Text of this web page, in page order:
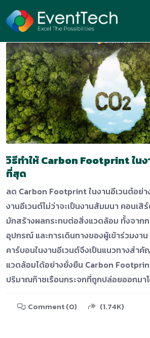
วิธีทำให้ Carbon Footprint ใน
ที่สุด
ลด Carbon Footprint ในงานอีเวนต์อย่า
งานอีเวนต์ไม่ว่าจะเป็นงานสัมมนา คอนเสิ
มักสร้างผลกระทบต่อสิ่งแวดล้อม ทั้งจาก
อุปกรณ์ และการเดินทางของผู้เข้าร่วมงา
คาร์บอนในงานอีเวนต์จึงเป็นแนวทางสำ
แวดล้อมได้อย่างยั่งยืน Carbon
ปริมาณก๊าซเรือนกระจกที่ถูกปล่อยออกมา
Comment (0) (1.74K)